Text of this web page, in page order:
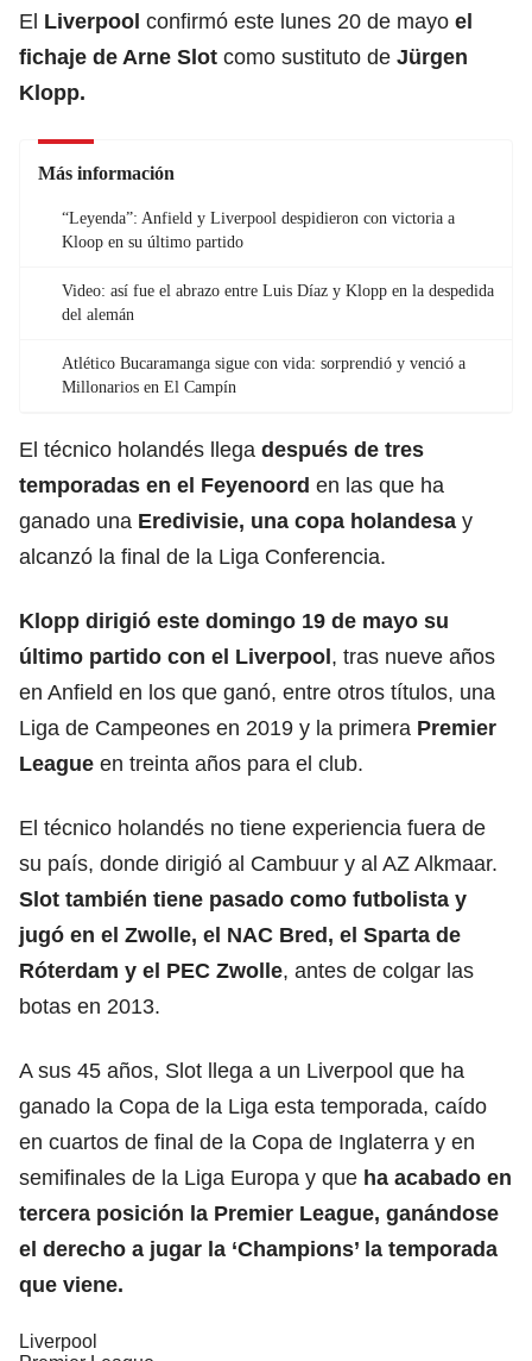
El Liverpool confirmó este lunes 20 de mayo el
fichaje de Arne Slot como sustituto de Jürgen
Klopp.
Más información
“Leyenda”: Anfield y Liverpool despidieron con victoria a
Kloop en su último partido
Video: así fue el abrazo entre Luis Díaz y Klopp en la despedida
del alemán
Atlético Bucaramanga sigue con vida: sorprendió y venció a
Millonarios en El Campín
El técnico holandés llega después de tres
temporadas en el Feyenoord en las que ha
ganado una Eredivisie, una copa holandesa y
alcanzó la final de la Liga Conferencia.
Klopp dirigió este domingo 19 de mayo su
último partido con el Liverpool, tras nueve años
en Anfield en los que ganó, entre otros títulos, una
Liga de Campeones en 2019 y la primera Premier
League en treinta años para el club.
El técnico holandés no tiene experiencia fuera de
su país, donde dirigió al Cambuur y al AZ Alkmaar.
Slot también tiene pasado como futbolista y
jugó en el Zwolle, el NAC Bred, el Sparta de
Róterdam y el PEC Zwolle, antes de colgar las
botas en 2013.
A sus 45 años, Slot llega a un Liverpool que ha
ganado la Copa de la Liga esta temporada, caído
en cuartos de final de la Copa de Inglaterra y en
semifinales de la Liga Europa y que ha acabado en
tercera posición la Premier League, ganándose
el derecho a jugar la ‘Champions’ la temporada
que viene.
Liverpool